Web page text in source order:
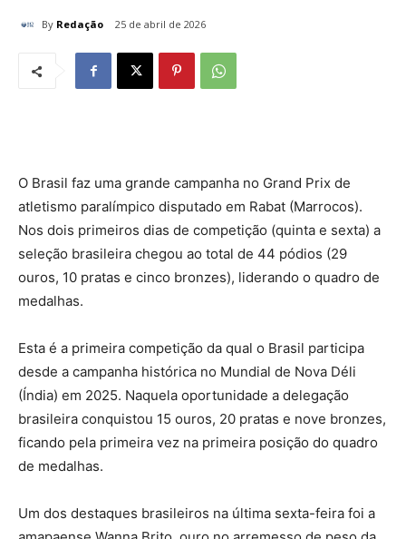
By Redação 25 de abril de 2026
O Brasil faz uma grande campanha no Grand Prix de
atletismo paralímpico disputado em Rabat (Marrocos).
Nos dois primeiros dias de competição (quinta e sexta) a
seleção brasileira chegou ao total de 44 pódios (29
ouros, 10 pratas e cinco bronzes), liderando o quadro de
medalhas.
Esta é a primeira competição da qual o Brasil participa
desde a campanha histórica no Mundial de Nova Déli
(Índia) em 2025. Naquela oportunidade a delegação
brasileira conquistou 15 ouros, 20 pratas e nove bronzes,
ficando pela primeira vez na primeira posição do quadro
de medalhas.
Um dos destaques brasileiros na última sexta-feira foi a